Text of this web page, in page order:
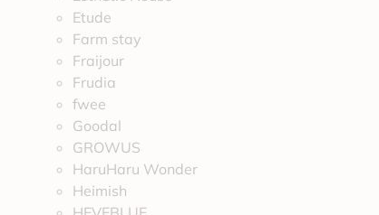
Etude
Farm stay
Fraijour
Frudia
fwee
Goodal
GROWUS
HaruHaru Wonder
Heimish